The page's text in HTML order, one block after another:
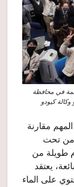
بنجاح المهمة في محافظة
كيودو
مقارنة
من تحت
طويلة من
يعتقد
على الماء